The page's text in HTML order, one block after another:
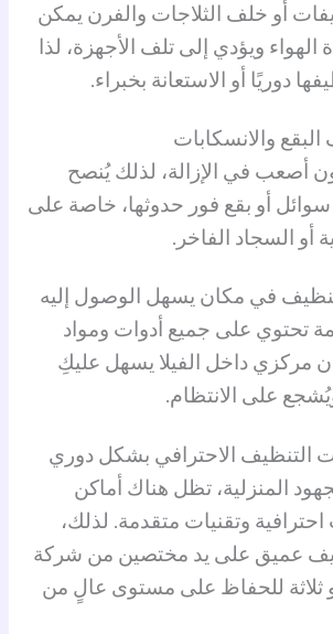
أو خلف الثلاجات والفرن يمكن
الهواء ويؤدي إلى تلف الأجهزة، لذا
دوريًا أو الاستعانة بخبراء.
والانسكابات
أصعب في الإزالة، لذلك يُنصح
أو بقع فور حدوثها، خاصة على
أو السجاد الفاخر.
في مكان يسهل الوصول إليه
تحتوي على جميع أدوات ومواد
مركزي داخل الفيلا يسهل عليكِ
على الانتظام.
التنظيف الاحترافي بشكل دوري
المنزلية، تظل هناك أماكن
وتقنيات متقدمة. لذلك،
عميق على يد مختصين من شركة
ثلاثة للحفاظ على مستوى عالٍ من